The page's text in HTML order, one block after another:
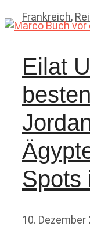
Kategorien
Frankreich,
Eilat
Spots
10. Dezember